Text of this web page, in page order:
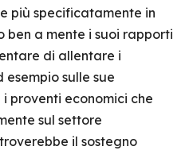
più specificatamente in
ben a mente i suoi rapporti
di allentare i
sulle sue
proventi economici che
sul settore
il sostegno